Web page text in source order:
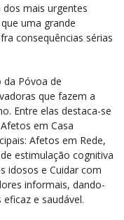
mais urgentes
uma grande
consequências sérias
da Póvoa de
que fazem a
Entre elas destaca-se
em Casa
Afetos em Rede,
estimulação cognitiva
idosos e Cuidar com
informais, dando-
e saudável.